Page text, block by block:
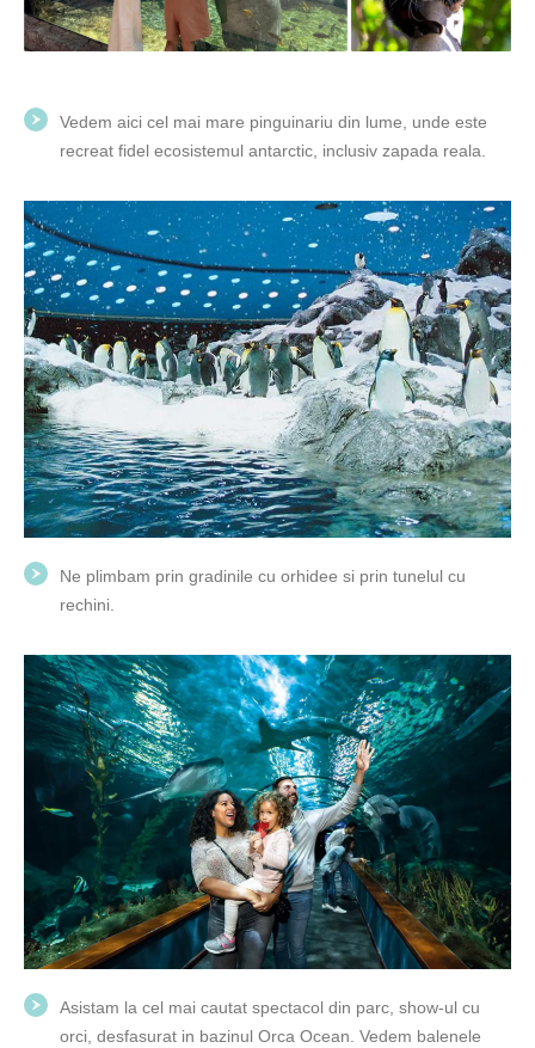
Vedem aici cel mai mare pinguinariu din lume, unde este
recreat fidel ecosistemul antarctic, inclusiv zapada reala.
Ne plimbam prin gradinile cu orhidee si prin tunelul cu
rechini.
Asistam la cel mai cautat spectacol din parc, show-ul cu
orci, desfasurat in bazinul Orca Ocean. Vedem balenele